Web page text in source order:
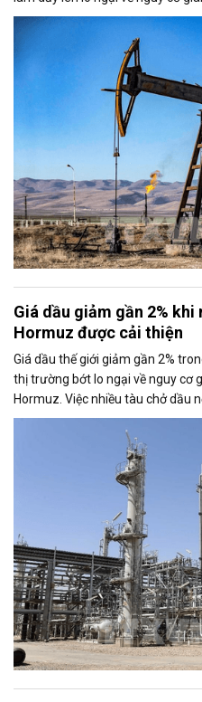
Trung Đông. Tuy nhiên, triển
phần nào hạn chế đà tăng của thị
Giá dầu giảm gần 2%
Hormuz được cải thiện
Giá dầu thế giới giảm gần 2%
thị trường bớt lo ngại về nguy cơ
Hormuz. Việc nhiều tàu chở dầu
kẹt đã tạo áp lực lên giá, bất
vực vẫn chưa hoàn toàn chấm dứt.